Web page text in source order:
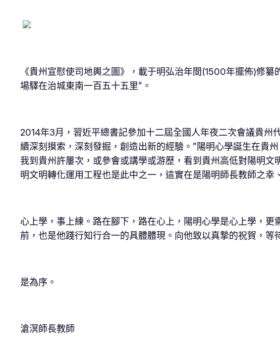
《貴州宣慰使司地輿之圖》，載于明弘治年間(1500年擺佈)修
場驛在治城東南一百五十五里”。
2014年3月，習近平總書記參加十二屆全國人年夜二次會議貴
續深刻摸索，深刻發掘，創造出新的經驗。”陽明心學誕生在貴
我到貴州許屢次，或參會或講學或游歷，看到貴州高低對陽明
明文明轉化運用工程也是此中之一，這實在是陽明師長教師之幸
心上學，事上練。路在腳下，路在心上，陽明心學是心上學，
前，也是他踐行知行合一的具體體現。向他致以真摯的祝賀，等
是為序。
滄溟師長教師